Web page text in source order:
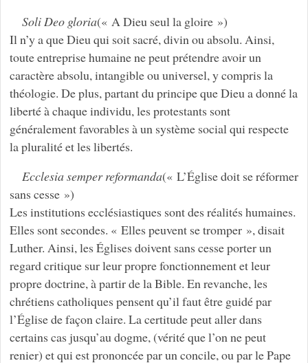
Soli Deo gloria(« A Dieu seul la gloire »)
Il n’y a que Dieu qui soit sacré, divin ou absolu. Ainsi,
toute entreprise humaine ne peut prétendre avoir un
caractère absolu, intangible ou universel, y compris la
théologie. De plus, partant du principe que Dieu a donné la
liberté à chaque individu, les protestants sont
généralement favorables à un système social qui respecte
la pluralité et les libertés.
Ecclesia semper reformanda(« L’Église doit se réformer
sans cesse »)
Les institutions ecclésiastiques sont des réalités humaines.
Elles sont secondes. « Elles peuvent se tromper », disait
Luther. Ainsi, les Églises doivent sans cesse porter un
regard critique sur leur propre fonctionnement et leur
propre doctrine, à partir de la Bible. En revanche, les
chrétiens catholiques pensent qu’il faut être guidé par
l’Église de façon claire. La certitude peut aller dans
certains cas jusqu’au dogme, (vérité que l’on ne peut
renier) et qui est prononcée par un concile, ou par le Pape